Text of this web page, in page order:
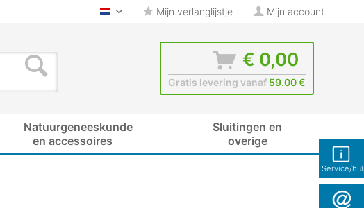
Service/
glas-shop.be - Nederlands
Mijn verlanglijstje Mijn account
€ 0,00
Gratis levering vanaf 59.00 €
Natuurgeneeskunde
en accessoires
Sluitingen en
overige